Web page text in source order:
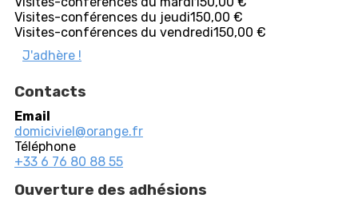
Visites-conférences du jeudi150,00 €
Visites-conférences du vendredi150,00 €
J'adhère !
Contacts
Email
domiciviel@orange.fr
Téléphone
+33 6 76 80 88 55
Ouverture des adhésions